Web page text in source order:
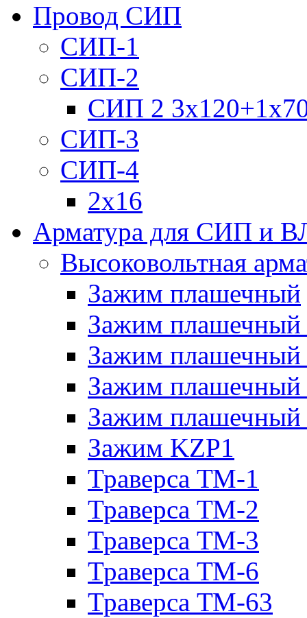
Провод СИП
СИП-1
СИП-2
СИП 2
СИП-3
СИП-4
2х16
Арматура для СИП и
Высоковольтная
Зажим плашечный
Зажим плашечный
Зажим
Зажим
Зажим
Зажим KZP1
Траверса ТМ-1
Траверса ТМ-2
Траверса ТМ-3
Траверса ТМ-6
Траверса ТМ-63